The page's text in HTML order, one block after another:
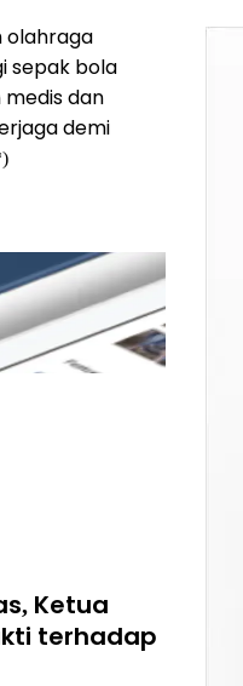
olahraga
sepak bola
dan
demi
Ketua
terhadap